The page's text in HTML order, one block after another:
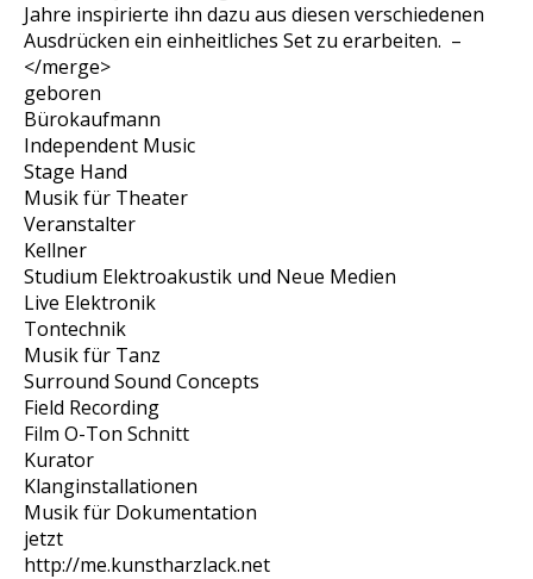
Jahre inspirierte ihn dazu aus diesen verschiedenen
Ausdrücken ein einheitliches Set zu erarbeiten. –
</merge>
geboren
Bürokaufmann
Independent Music
Stage Hand
Musik für Theater
Veranstalter
Kellner
Studium Elektroakustik und Neue Medien
Live Elektronik
Tontechnik
Musik für Tanz
Surround Sound Concepts
Field Recording
Film O-Ton Schnitt
Kurator
Klanginstallationen
Musik für Dokumentation
jetzt
http://me.kunstharzlack.net